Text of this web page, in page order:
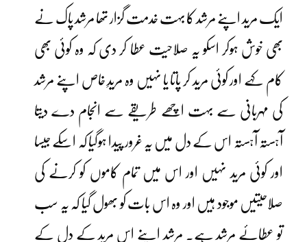
ایک مرید اپنے مرشد کا بہت خدمت گزار تھا مرشد پاک نے
بھی خوش ہوکر اسکو یہ صلاحیت عطا کر دی کہ وہ کوئی بھی
کام کہے اور کوئی مرید کر پاتا یا نہیں وہ مریدِ خاص اپنے مرشد
کی مہربانی سے بہت اچھے طریقے سے انجام دے دیتا
آہستہ آہستہ اس کے دل میں یہ غرور پیدا ہوگیا کہ اسکے جیسا
اور کوئی مرید نہیں اور اس میں تمام کاموں کو کرنے کی
صلاحیتیں موجود ہیں اور وہ اس بات کو بھول گیا کہ یہ سب
تو عطائے مرشد ہے۔ مرشد اپنے اس مرید کے دل کے